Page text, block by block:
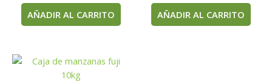
AÑADIR AL CARRITO AÑADIR AL CARRITO